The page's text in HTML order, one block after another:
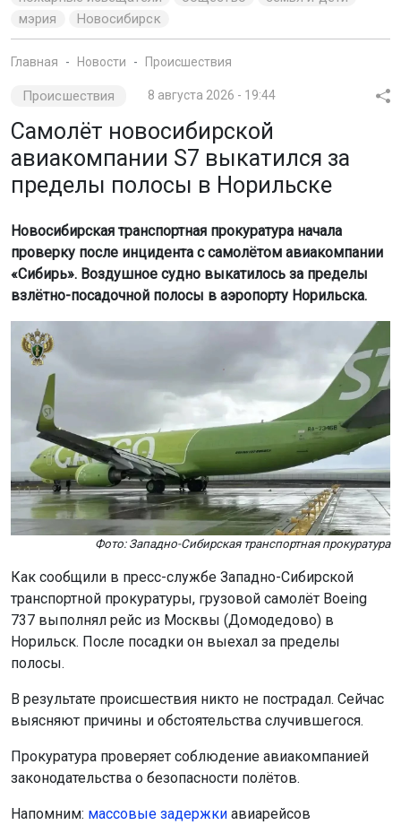
мэрия
Новосибирск
Главная Новости Происшествия
Происшествия 8 августа 2026 - 19:44
Самолёт новосибирской
авиакомпании S7 выкатился за
пределы полосы в Норильске
Новосибирская транспортная прокуратура начала
проверку после инцидента с самолётом авиакомпании
«Сибирь». Воздушное судно выкатилось за пределы
взлётно-посадочной полосы в аэропорту Норильска.
Фото: Западно-Сибирская транспортная прокуратура
Как сообщили в пресс-службе Западно-Сибирской
транспортной прокуратуры, грузовой самолёт Boeing
737 выполнял рейс из Москвы (Домодедово) в
Норильск. После посадки он выехал за пределы
полосы.
В результате происшествия никто не пострадал. Сейчас
выясняют причины и обстоятельства случившегося.
Прокуратура проверяет соблюдение авиакомпанией
законодательства о безопасности полётов.
Напомним: массовые задержки авиарейсов